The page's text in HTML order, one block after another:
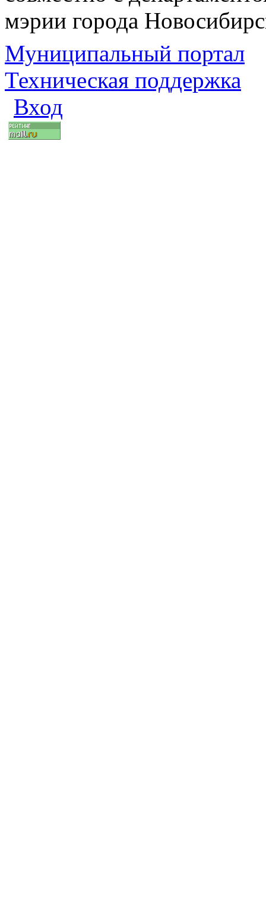
мэрии города
Муниципальный портал
Техническая поддержка
Вход